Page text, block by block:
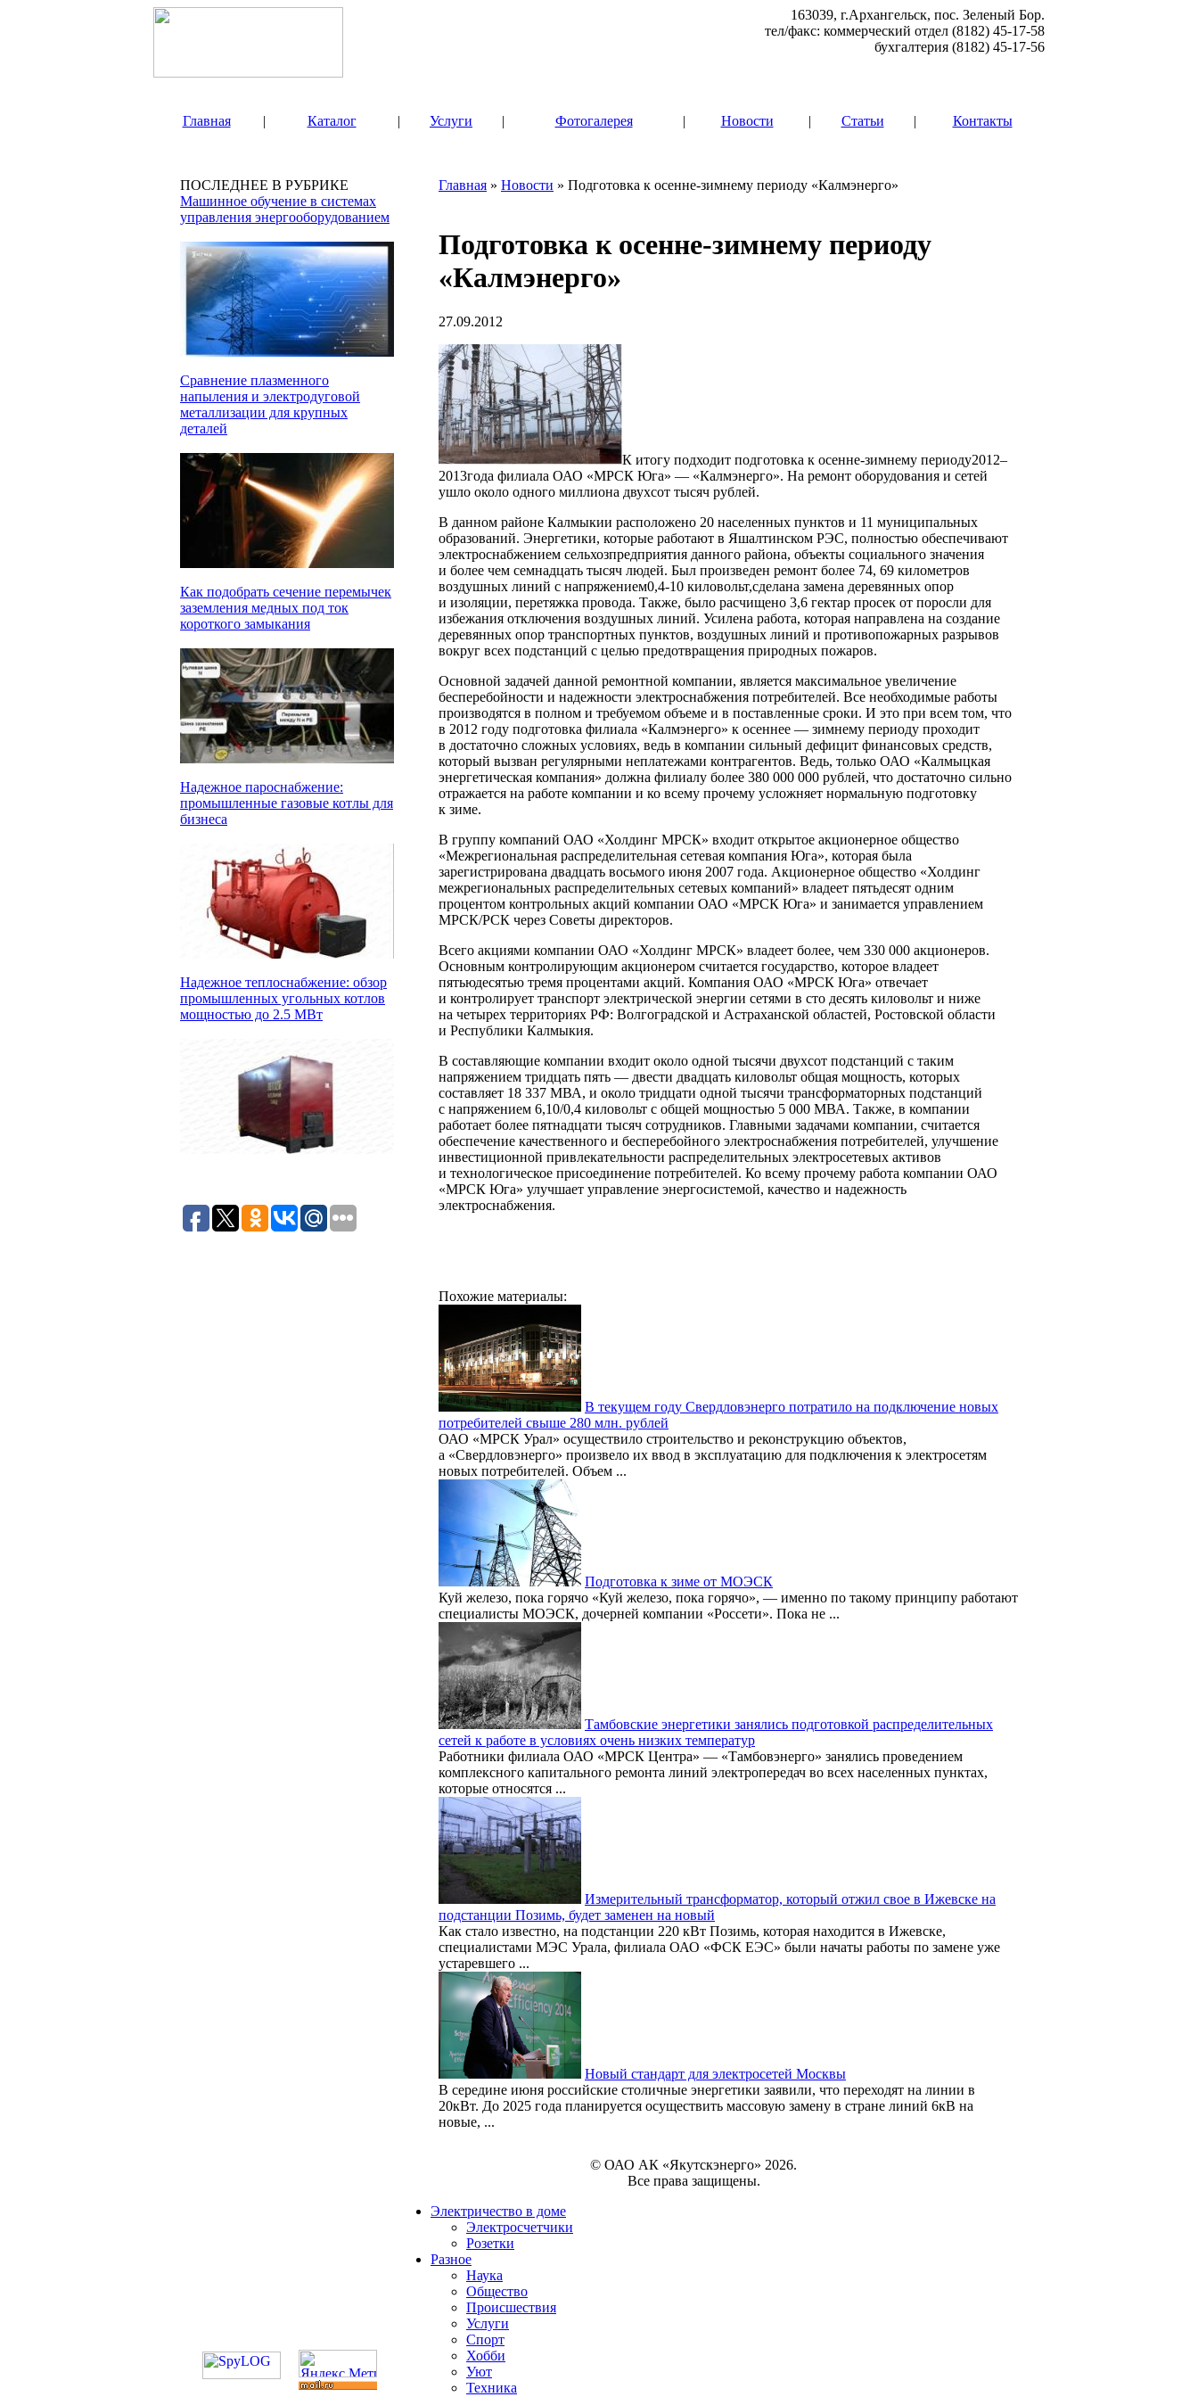
163039, г.Архангельск, пос. Зеленый Бор.
тел/факс: коммерческий отдел (8182) 45-17-58
бухгалтерия (8182) 45-17-56
Главная | Каталог | Услуги | Фотогалерея | Новости | Статьи | Контакты
ПОСЛЕДНЕЕ В РУБРИКЕ
Машинное обучение в системах
управления энергооборудованием
Сравнение плазменного
напыления и электродуговой
металлизации для крупных
деталей
Как подобрать сечение перемычек
заземления медных под ток
короткого замыкания
Надежное пароснабжение:
промышленные газовые котлы для
бизнеса
Надежное теплоснабжение: обзор
промышленных угольных котлов
мощностью до 2.5 МВт
Главная » Новости » Подготовка к осенне-зимнему периоду «Калмэнерго»
Подготовка к осенне-зимнему периоду
«Калмэнерго»
27.09.2012
К итогу подходит подготовка к осенне-зимнему периоду2012–
2013года филиала ОАО «МРСК Юга» — «Калмэнерго». На ремонт оборудования и сетей
ушло около одного миллиона двухсот тысяч рублей.
В данном районе Калмыкии расположено 20 населенных пунктов и 11 муниципальных
образований. Энергетики, которые работают в Яшалтинском РЭС, полностью обеспечивают
электроснабжением сельхозпредприятия данного района, объекты социального значения
и более чем семнадцать тысяч людей. Был произведен ремонт более 74, 69 километров
воздушных линий с напряжением0,4-10 киловольт,сделана замена деревянных опор
и изоляции, перетяжка провода. Также, было расчищено 3,6 гектар просек от поросли для
избежания отключения воздушных линий. Усилена работа, которая направлена на создание
деревянных опор транспортных пунктов, воздушных линий и противопожарных разрывов
вокруг всех подстанций с целью предотвращения природных пожаров.
Основной задачей данной ремонтной компании, является максимальное увеличение
бесперебойности и надежности электроснабжения потребителей. Все необходимые работы
производятся в полном и требуемом объеме и в поставленные сроки. И это при всем том, что
в 2012 году подготовка филиала «Калмэнерго» к осеннее — зимнему периоду проходит
в достаточно сложных условиях, ведь в компании сильный дефицит финансовых средств,
который вызван регулярными неплатежами контрагентов. Ведь, только ОАО «Калмыцкая
энергетическая компания» должна филиалу более 380 000 000 рублей, что достаточно сильно
отражается на работе компании и ко всему прочему усложняет нормальную подготовку
к зиме.
В группу компаний ОАО «Холдинг МРСК» входит открытое акционерное общество
«Межрегиональная распределительная сетевая компания Юга», которая была
зарегистрирована двадцать восьмого июня 2007 года. Акционерное общество «Холдинг
межрегиональных распределительных сетевых компаний» владеет пятьдесят одним
процентом контрольных акций компании ОАО «МРСК Юга» и занимается управлением
МРСК/РСК через Советы директоров.
Всего акциями компании ОАО «Холдинг МРСК» владеет более, чем 330 000 акционеров.
Основным контролирующим акционером считается государство, которое владеет
пятьюдесятью тремя процентами акций. Компания ОАО «МРСК Юга» отвечает
и контролирует транспорт электрической энергии сетями в сто десять киловольт и ниже
на четырех территориях РФ: Волгоградской и Астраханской областей, Ростовской области
и Республики Калмыкия.
В составляющие компании входит около одной тысячи двухсот подстанций с таким
напряжением тридцать пять — двести двадцать киловольт общая мощность, которых
составляет 18 337 МВА, и около тридцати одной тысячи трансформаторных подстанций
с напряжением 6,10/0,4 киловольт с общей мощностью 5 000 МВА. Также, в компании
работает более пятнадцати тысяч сотрудников. Главными задачами компании, считается
обеспечение качественного и бесперебойного электроснабжения потребителей, улучшение
инвестиционной привлекательности распределительных электросетевых активов
и технологическое присоединение потребителей. Ко всему прочему работа компании ОАО
«МРСК Юга» улучшает управление энергосистемой, качество и надежность
электроснабжения.
Похожие материалы:
В текущем году Свердловэнерго потратило на подключение новых
потребителей свыше 280 млн. рублей
ОАО «МРСК Урал» осуществило строительство и реконструкцию объектов,
а «Свердловэнерго» произвело их ввод в эксплуатацию для подключения к электросетям
новых потребителей. Объем ...
Подготовка к зиме от МОЭСК
Куй железо, пока горячо «Куй железо, пока горячо», — именно по такому принципу работают
специалисты МОЭСК, дочерней компании «Россети». Пока не ...
Тамбовские энергетики занялись подготовкой распределительных
сетей к работе в условиях очень низких температур
Работники филиала ОАО «МРСК Центра» — «Тамбовэнерго» занялись проведением
комплексного капитального ремонта линий электропередач во всех населенных пунктах,
которые относятся ...
Измерительный трансформатор, который отжил свое в Ижевске на
подстанции Позимь, будет заменен на новый
Как стало известно, на подстанции 220 кВт Позимь, которая находится в Ижевске,
специалистами МЭС Урала, филиала ОАО «ФСК ЕЭС» были начаты работы по замене уже
устаревшего ...
Новый стандарт для электросетей Москвы
В середине июня российские столичные энергетики заявили, что переходят на линии в
20кВт. До 2025 года планируется осуществить массовую замену в стране линий 6кВ на
новые, ...
© ОАО АК «Якутскэнерго» 2026.
Все права защищены.
Электричество в доме
Электросчетчики
Розетки
Разное
Наука
Общество
Происшествия
Услуги
Спорт
Хобби
Уют
Техника